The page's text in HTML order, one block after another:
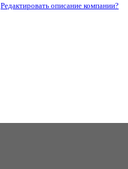
Редактировать описание компании?